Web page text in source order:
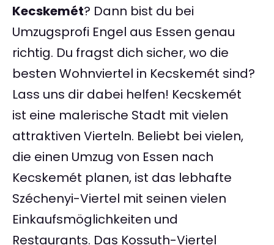
Kecskemét? Dann bist du bei
Umzugsprofi Engel aus Essen genau
richtig. Du fragst dich sicher, wo die
besten Wohnviertel in Kecskemét sind?
Lass uns dir dabei helfen! Kecskemét
ist eine malerische Stadt mit vielen
attraktiven Vierteln. Beliebt bei vielen,
die einen Umzug von Essen nach
Kecskemét planen, ist das lebhafte
Széchenyi-Viertel mit seinen vielen
Einkaufsmöglichkeiten und
Restaurants. Das Kossuth-Viertel